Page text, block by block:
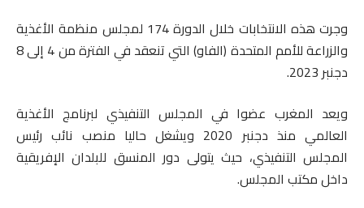
وجرت هذه الانتخابات خلال الدورة 174 لمجلس منظمة الأغذية
والزراعة للأمم المتحدة (الفاو) التي تنعقد في الفترة من 4 إلى 8
دجنبر 2023.
ويعد المغرب عضوا في المجلس التنفيذي لبرنامج الأغذية
العالمي منذ دجنبر 2020 ويشغل حاليا منصب نائب رئيس
المجلس التنفيذي، حيث يتولى دور المنسق للبلدان الإفريقية
داخل مكتب المجلس.